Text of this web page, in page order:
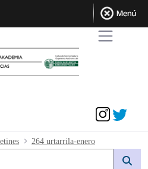
- avpe
264 urtarrila-enero